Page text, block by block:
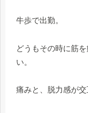
牛歩で出勤。
どうもその時に筋
い。
痛みと、脱力感が交